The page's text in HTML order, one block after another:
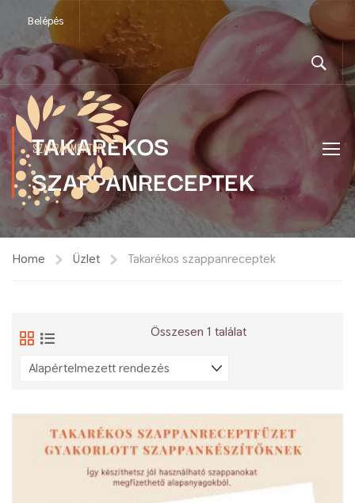
Belépés
TAKARÉKOS
SZAPPANRECEPTEK
Home Üzlet Takarékos szappanreceptek
Összesen 1 találat